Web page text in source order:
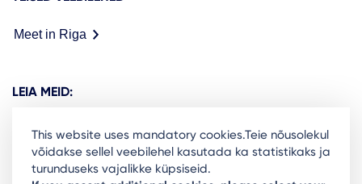
Meet in Riga
LEIA MEID:
This website uses mandatory cookies.Teie nõusolekul
võidakse sellel veebilehel kasutada ka statistikaks ja
turunduseks vajalikke küpsiseid.